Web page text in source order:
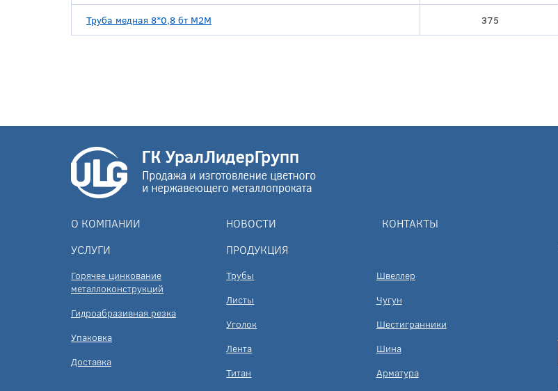
Труба медная 8*0,8 бт М2М 375
О КОМПАНИИ НОВОСТИ
КОНТАКТЫ
УСЛУГИ
Горячее цинкование
металлоконструкций
Гидроабразивная резка
Упаковка
Доставка
ПРОДУКЦИЯ
Трубы
Листы
Уголок
Лента
Титан
Швеллер
Чугун
Шестигранники
Шина
Арматура